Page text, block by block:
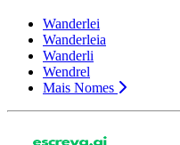
Wanderlei
Wanderleia
Wanderli
Wendrel
Mais Nomes